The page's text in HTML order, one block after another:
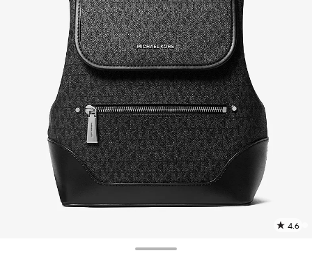
4.6